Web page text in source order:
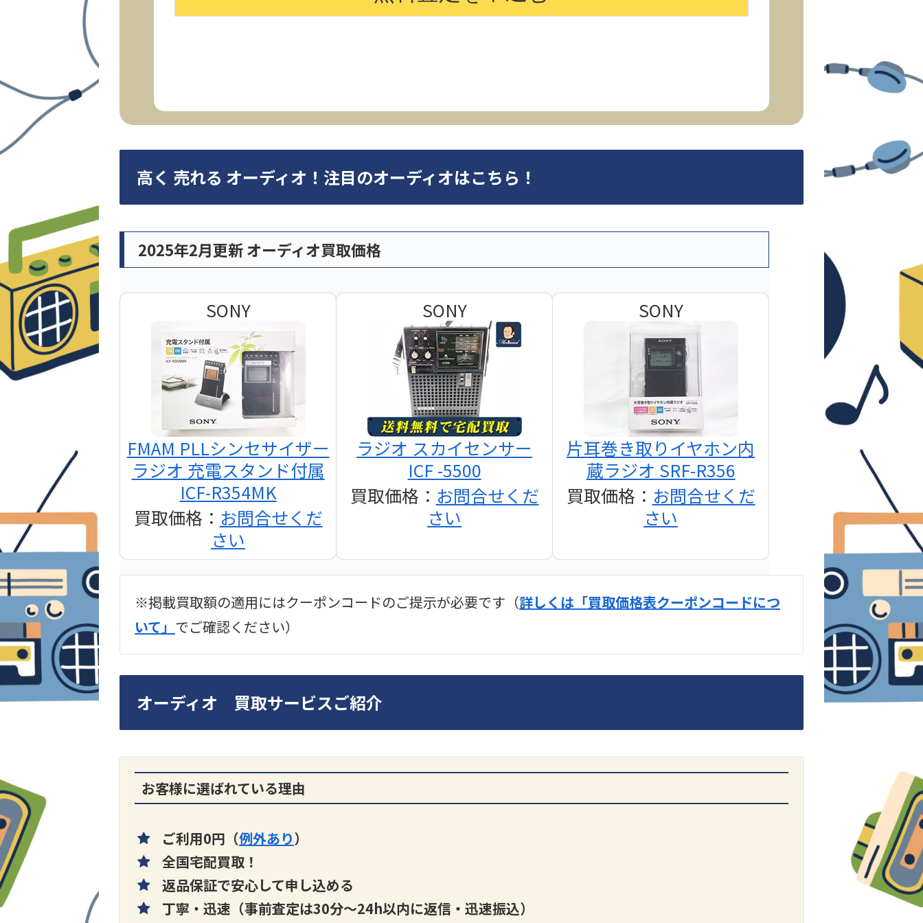
高く 売れる オーディオ！注目のオーディオはこちら！
2025年2月更新 オーディオ買取価格
SONY
FMAM PLLシンセサイザー
ラジオ 充電スタンド付属
ICF-R354MK
買取価格： お問合せくだ
さい
SONY
ラジオ スカイセンサー
ICF -5500
買取価格： お問合せくだ
さい
SONY
片耳巻き取りイヤホン内
蔵ラジオ SRF-R356
買取価格： お問合せくだ
さい
2024年12月更新 オーディオ買取価格
LUXKIT
A3300 真空管プリアンプ
買取価格：お問合せくだ
さい
SONY
DA7000ES アンプ
買取価格：お問合せくだ
さい
DENON
PMA-1500AE プリメイン
アンプ
買取価格：お問合せくだ
※掲載買取額の適用にはクーポンコードのご提示が必要です（詳しくは「買取価格表クーポンコードにつ
いて」 でご確認ください）
オーディオ 買取サービスご紹介
お客様に選ばれている理由
ご利用0円（例外あり）
全国宅配買取！
返品保証で安心して申し込める
丁寧・迅速（事前査定は30分～24h以内に返信・迅速振込）